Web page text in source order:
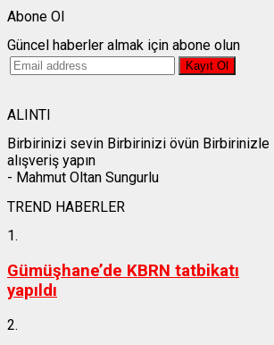
Abone Ol
Güncel haberler almak için abone olun
ALINTI
Birbirinizi sevin Birbirinizi övün Birbirinizle
alışveriş yapın
- Mahmut Oltan Sungurlu
TREND HABERLER
1.
Gümüşhane’de KBRN tatbikatı
yapıldı
2.